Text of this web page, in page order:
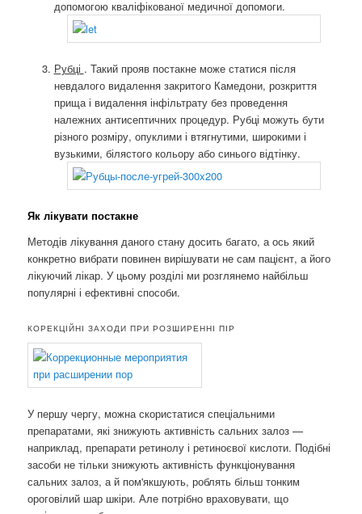
допомогою кваліфікованої медичної допомоги.
Рубці . Такий прояв постакне може статися після
невдалого видалення закритого Камедони, розкриття
прища і видалення інфільтрату без проведення
належних антисептичних процедур. Рубці можуть бути
різного розміру, опуклими і втягнутими, широкими і
вузькими, білястого кольору або синього відтінку.
Як лікувати постакне
Методів лікування даного стану досить багато, а ось який
конкретно вибрати повинен вирішувати не сам пацієнт, а його
лікуючий лікар. У цьому розділі ми розглянемо найбільш
популярні і ефективні способи.
КОРЕКЦІЙНІ ЗАХОДИ ПРИ РОЗШИРЕННІ ПІР
У першу чергу, можна скористатися спеціальними
препаратами, які знижують активність сальних залоз —
наприклад, препарати ретинолу і ретиноєвої кислоти. Подібні
засоби не тільки знижують активність функціонування
сальних залоз, а й пом'якшують, роблять більш тонким
ороговілий шар шкіри. Але потрібно враховувати, що